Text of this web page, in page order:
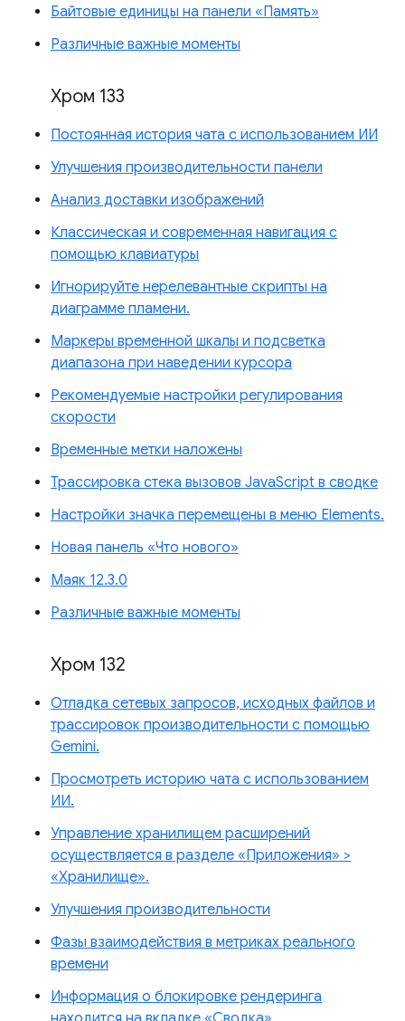
Байтовые единицы на панели «Память»
Различные важные моменты
Хром 133
Постоянная история чата с использованием ИИ
Улучшения производительности панели
Анализ доставки изображений
Классическая и современная навигация с
помощью клавиатуры
Игнорируйте нерелевантные скрипты на
диаграмме пламени.
Маркеры временной шкалы и подсветка
диапазона при наведении курсора
Рекомендуемые настройки регулирования
скорости
Временные метки наложены
Трассировка стека вызовов JavaScript в сводке
Настройки значка перемещены в меню Elements.
Новая панель «Что нового»
Маяк 12.3.0
Различные важные моменты
Хром 132
Отладка сетевых запросов, исходных файлов и
трассировок производительности с помощью
Gemini.
Просмотреть историю чата с использованием
ИИ.
Управление хранилищем расширений
осуществляется в разделе «Приложения» >
«Хранилище».
Улучшения производительности
Фазы взаимодействия в метриках реального
времени
Информация о блокировке рендеринга